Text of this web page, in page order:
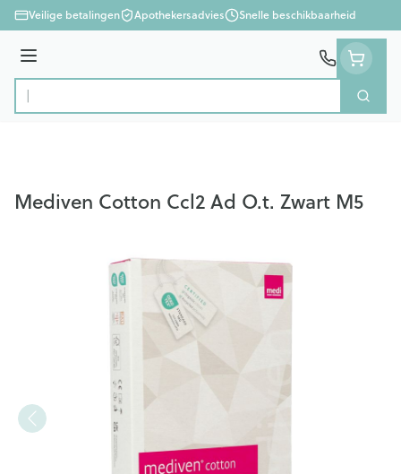
Ga naar de inhoud
Veilige betalingen Apothekersadvies Snelle beschikbaarheid
Menu
Product, merk, categorie...
Zoek
Mediven Cotton Ccl2 Ad O.t. Zwart M5